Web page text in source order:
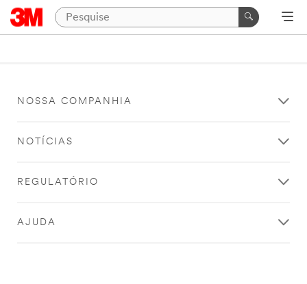
NOSSA COMPANHIA
NOTÍCIAS
REGULATÓRIO
AJUDA